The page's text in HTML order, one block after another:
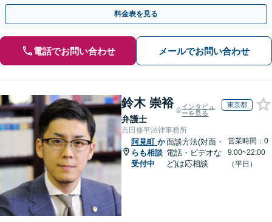
携し、適切かつ円滑に対応します【初回相談無料】
料金表を見る
電話でお問い合わせ メールでお問い合わせ
鈴木 崇裕
弁護士
インタビュ
ーを見る
東京都
吉田修平法律事務所
阿見町 か
らも相談
受付中
面談方法(対面・
電話・ビデオな
ど)は応相談
営業時間：0
9:00~22:00
（平日）